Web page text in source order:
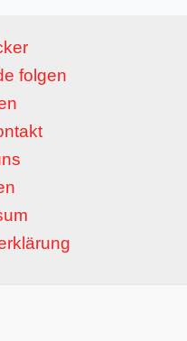
folgen